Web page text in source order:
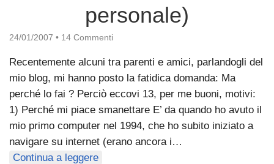
personale)
24/01/2007 • 14 Commenti
Recentemente alcuni tra parenti e amici, parlandogli del
mio blog, mi hanno posto la fatidica domanda: Ma
perché lo fai ? Perciò eccovi 13, per me buoni, motivi:
1) Perché mi piace smanettare E’ da quando ho avuto il
mio primo computer nel 1994, che ho subito iniziato a
navigare su internet (erano ancora i…
Continua a leggere